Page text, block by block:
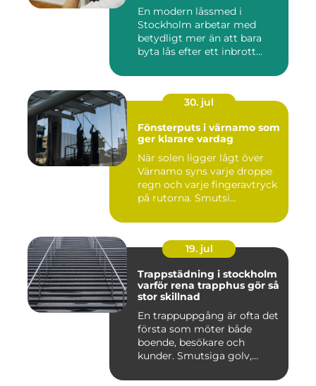
En modern låssmed i
Stockholm arbetar med
betydligt mer än att bara
byta lås efter ett inbrott
30. jul
Fönsterputs i värnamo som
ger klarare vardag
När solen ligger lågt över
Värnamo syns varje droppe
regn och varje fingeravtryck
på rutorna. Smutsi...
19. jul
Trappstädning i stockholm
varför rena trapphus gör så
stor skillnad
En trappuppgång är ofta det
första som möter både
boende, besökare och
kunder. Smutsiga golv,